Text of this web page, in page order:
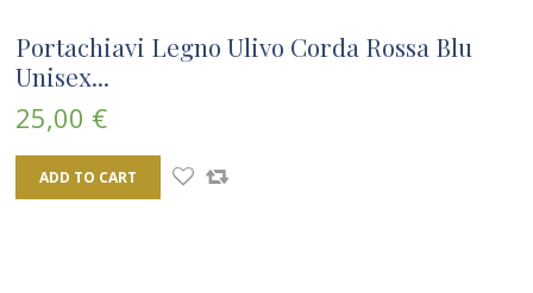
Portachiavi Legno Ulivo Corda Rossa Blu
Unisex...
25,00 €
ADD TO CART